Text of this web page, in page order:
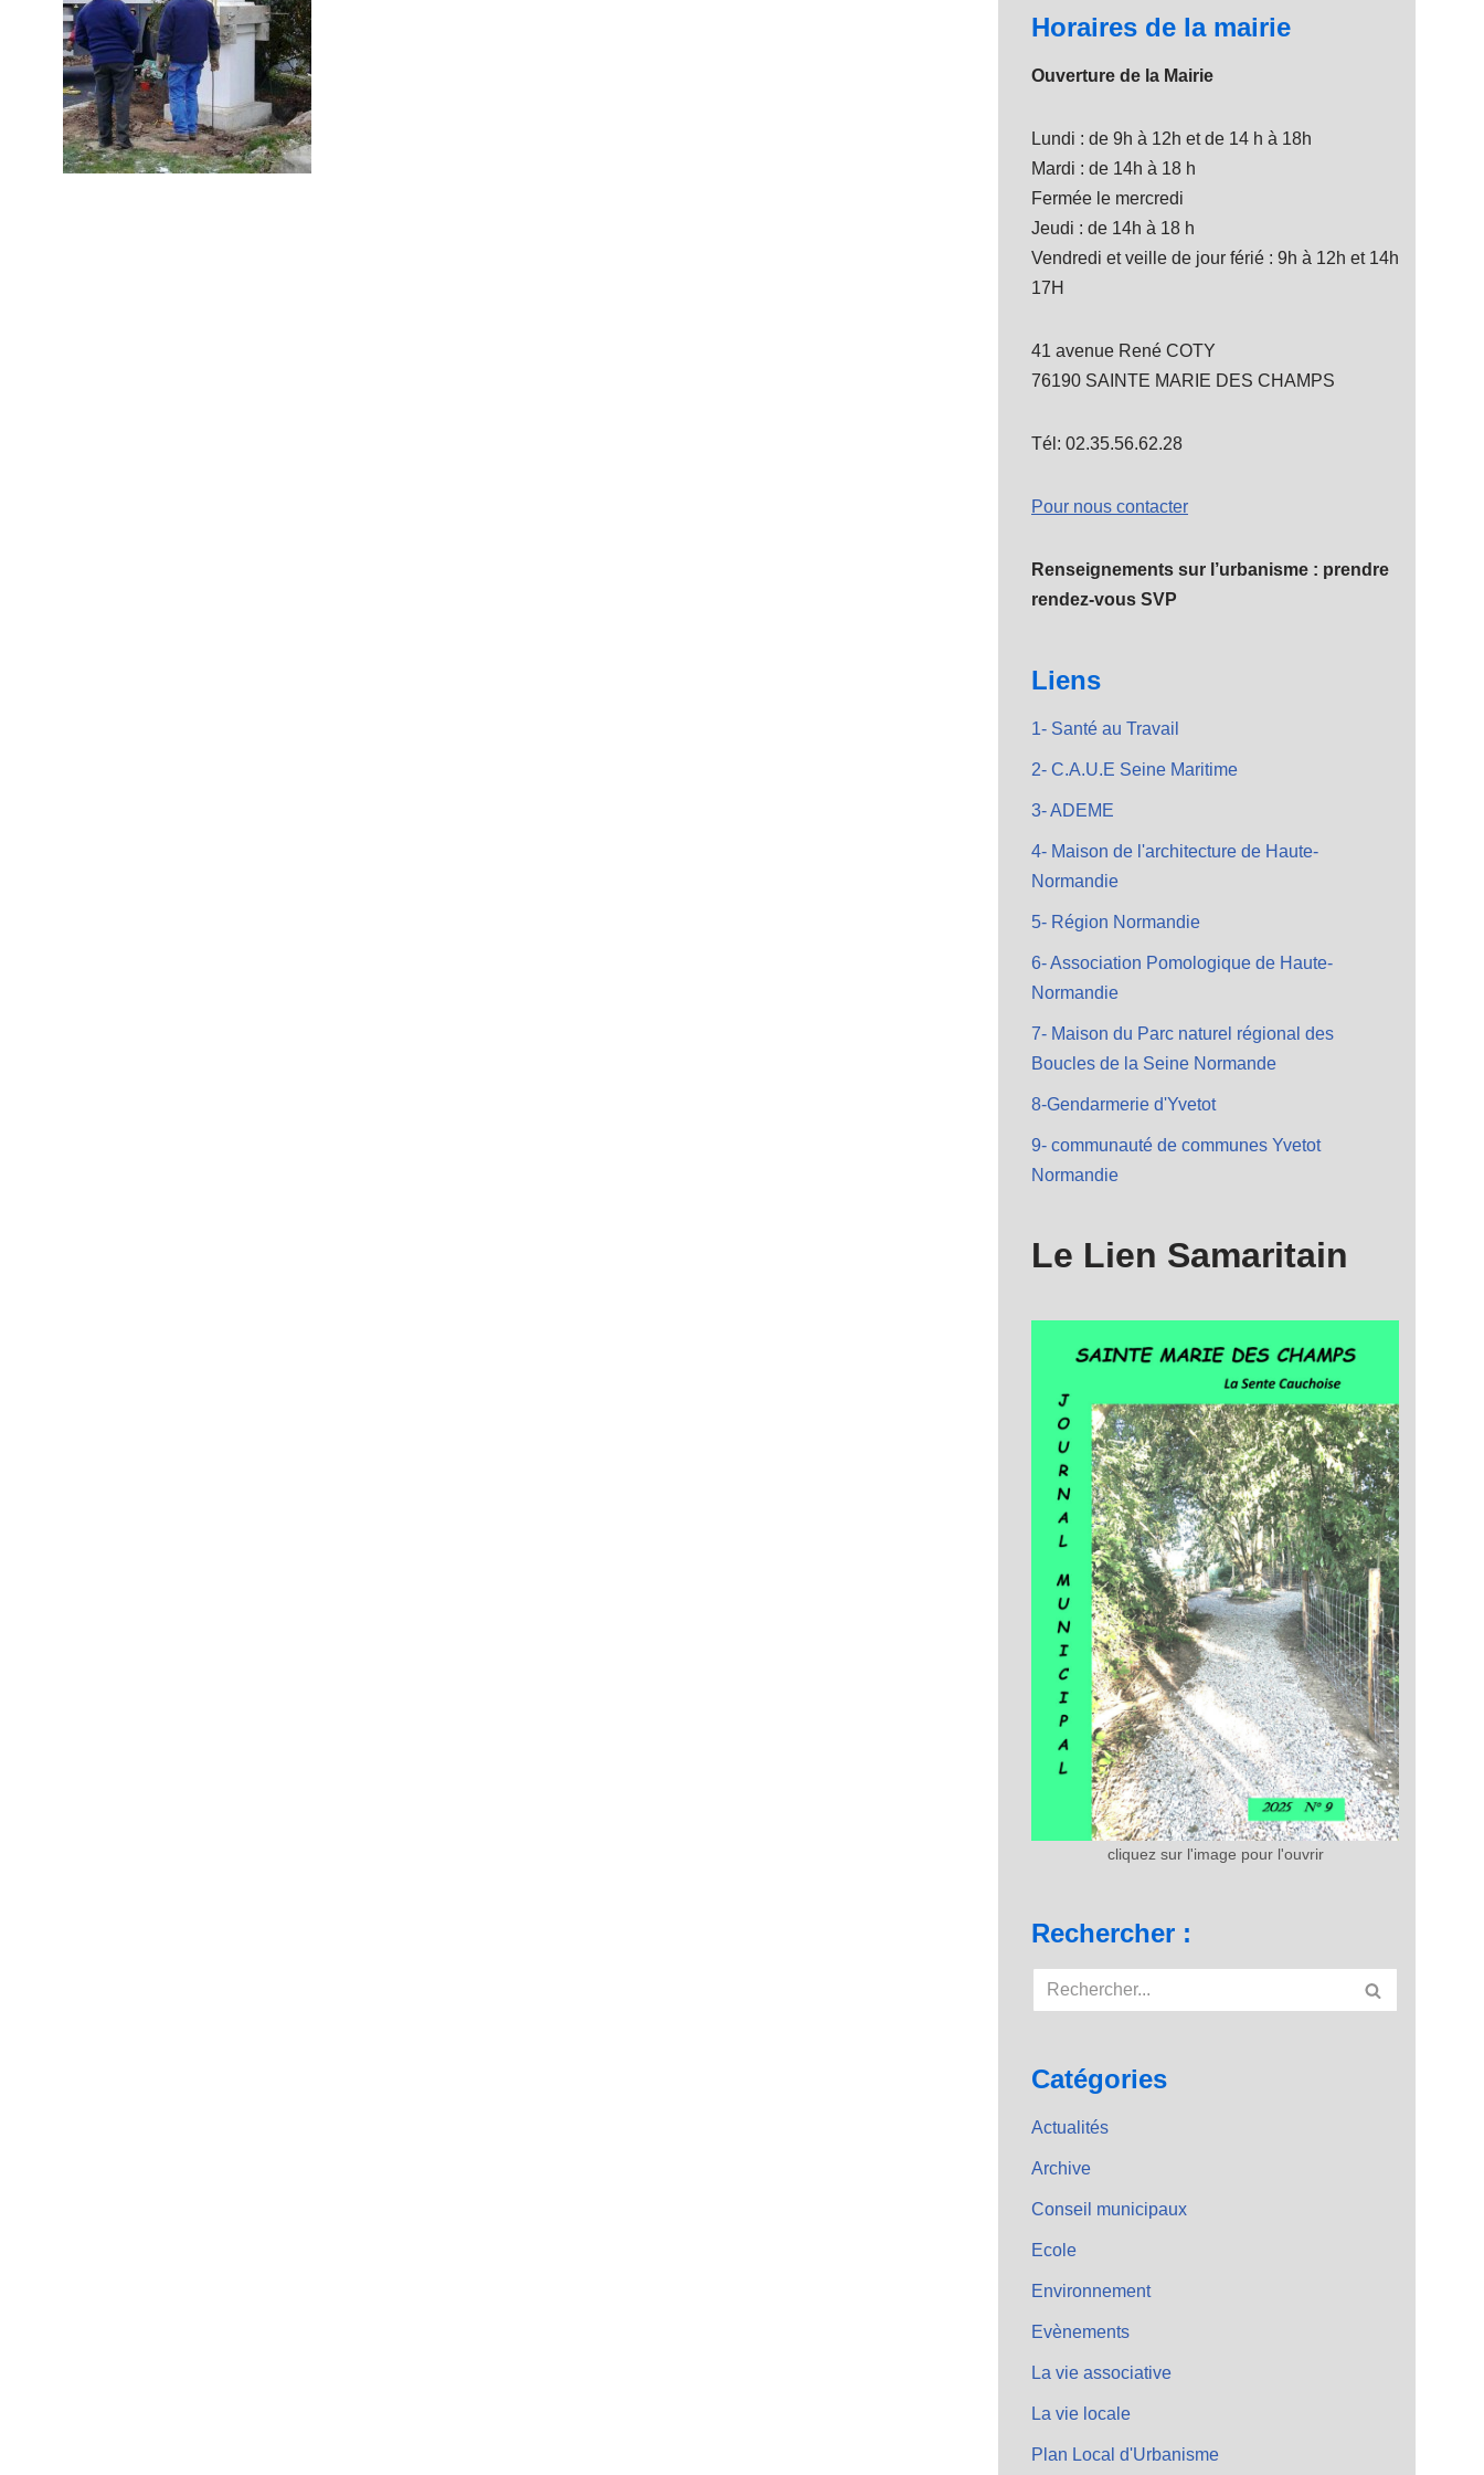
Horaires de la mairie
Ouverture de la Mairie
Lundi : de 9h à 12h et de 14 h à 18h
Mardi : de 14h à 18 h
Fermée le mercredi
Jeudi : de 14h à 18 h
Vendredi et veille de jour férié : 9h à 12h et 14h
17H
41 avenue René COTY
76190 SAINTE MARIE DES CHAMPS
Tél: 02.35.56.62.28
Pour nous contacter
Renseignements sur l’urbanisme : prendre
rendez-vous SVP
Liens
1- Santé au Travail
2- C.A.U.E Seine Maritime
3- ADEME
4- Maison de l'architecture de Haute-
Normandie
5- Région Normandie
6- Association Pomologique de Haute-
Normandie
7- Maison du Parc naturel régional des
Boucles de la Seine Normande
8-Gendarmerie d'Yvetot
9- communauté de communes Yvetot
Normandie
Le Lien Samaritain
cliquez sur l'image pour l'ouvrir
Rechercher :
Catégories
Actualités
Archive
Conseil municipaux
Ecole
Environnement
Evènements
La vie associative
La vie locale
Plan Local d'Urbanisme